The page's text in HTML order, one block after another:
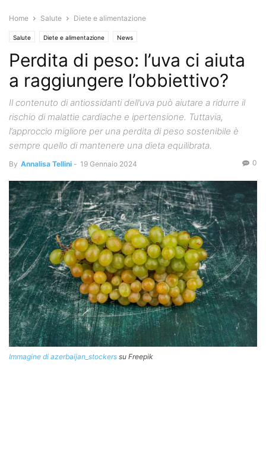
Home Salute Diete e alimentazione
Salute Diete e alimentazione News
Perdita di peso: l’uva ci aiuta
a raggiungere l’obbiettivo?
Il contenuto di antiossidanti dell’uva può aiutare a ridurre il
rischio di malattie cardiache e ipertensione. Tuttavia,
l’approccio migliore per una perdita di peso sostenibile è
sempre quello di mantenere una dieta equilibrata.
By Annalisa Tellini - 19 Gennaio 2024 0
Immagine di azerbaijan_stockers su Freepik